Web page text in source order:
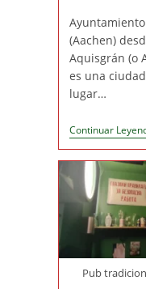
la
entrada:
(Aachen)
Aquisgrán (o
es una
lugar…
Continuar
Pub